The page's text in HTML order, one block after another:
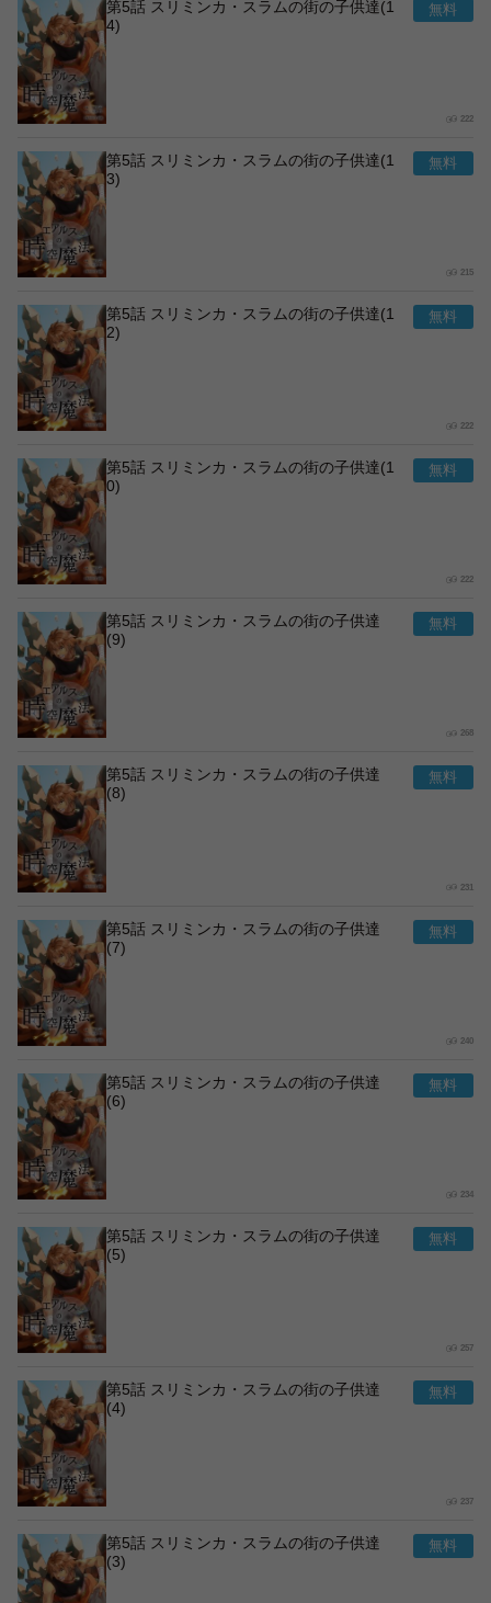
第5話 スリミンカ・スラムの街の子供達(1
4)
222
第5話 スリミンカ・スラムの街の子供達(1
3)
215
第5話 スリミンカ・スラムの街の子供達(1
2)
222
第5話 スリミンカ・スラムの街の子供達(1
0)
222
第5話 スリミンカ・スラムの街の子供達
(9)
268
第5話 スリミンカ・スラムの街の子供達
(8)
231
第5話 スリミンカ・スラムの街の子供達
(7)
240
第5話 スリミンカ・スラムの街の子供達
(6)
234
第5話 スリミンカ・スラムの街の子供達
(5)
257
第5話 スリミンカ・スラムの街の子供達
(4)
237
第5話 スリミンカ・スラムの街の子供達
(3)